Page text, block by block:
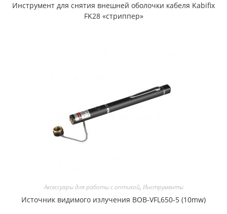
Инструмент для снятия внешней оболочки кабеля Kabifix
FK28 «cтриппер»
Аксессуары для работы с оптикой, Инструменты
Источник видимого излучения BOB-VFL650-5 (10mw)